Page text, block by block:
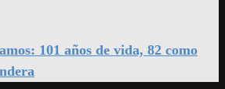
101 años de vida, 82 como